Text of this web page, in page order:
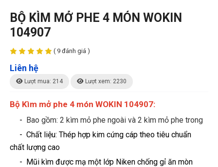
BỘ KÌM MỞ PHE 4 MÓN WOKIN
104907
( 9 đánh giá )
Liên hệ
Lượt mua: 214 Lượt xem: 2230
Bộ Kìm mở phe 4 món WOKIN 104907:
- Bao gồm: 2 kìm mỏ phe ngoài và 2 kìm mỏ phe trong
- Chất liệu: Thép hợp kim cứng cáp theo tiêu chuẩn
chất lượng cao
- Mũi kìm được mạ một lớp Niken chống gỉ ăn mòn